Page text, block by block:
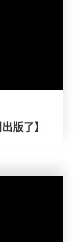
版了】